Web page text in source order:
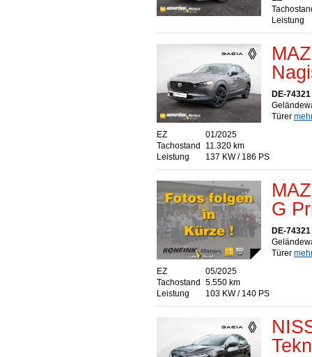
Leistung
DE-
Türer
EZ
01/2025
Tachostand
11.320 km
Leistung
137 KW / 186 PS
G
DE-
Türer
EZ
05/2025
Tachostand
5.550 km
Leistung
103 KW / 140 PS